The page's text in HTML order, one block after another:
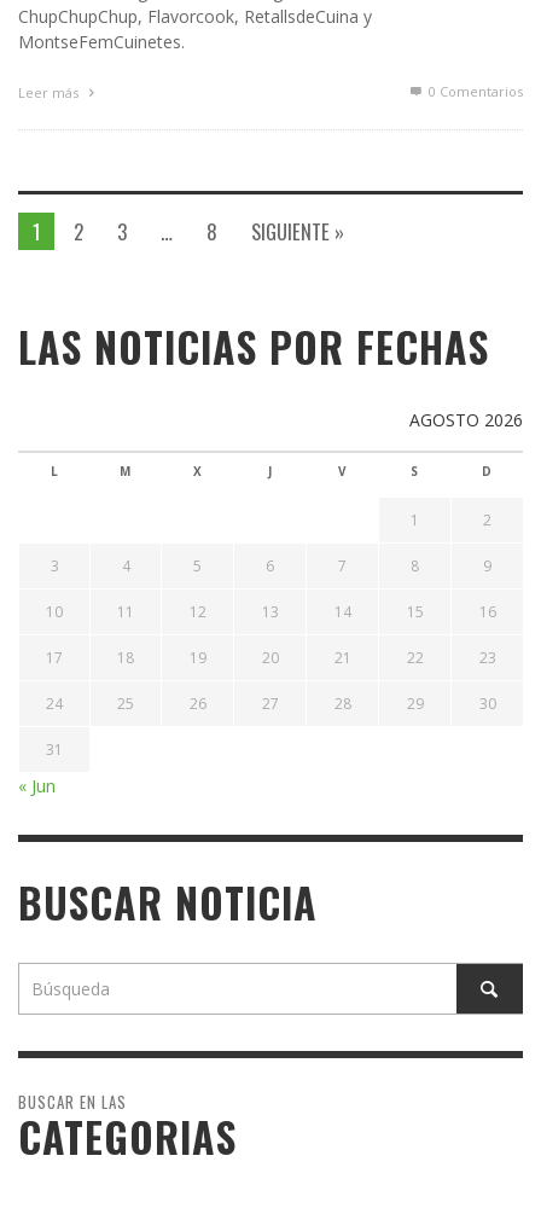
ChupChupChup, Flavorcook, RetallsdeCuina y
MontseFemCuinetes.
Leer más 0 Comentarios
1 2 3 … 8 SIGUIENTE »
LAS NOTICIAS POR FECHAS
AGOSTO 2026
L M X J V S D
1 2
3 4 5 6 7 8 9
10 11 12 13 14 15 16
17 18 19 20 21 22 23
24 25 26 27 28 29 30
31
« Jun
BUSCAR NOTICIA
BUSCAR EN LAS
CATEGORIAS